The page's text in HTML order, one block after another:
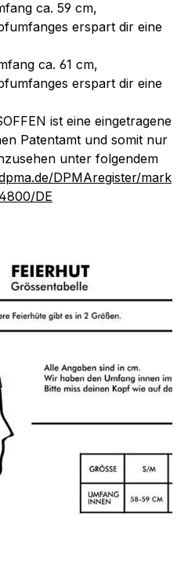
ca. 59 cm,
erspart dir eine
ca. 61 cm,
erspart dir eine
ist eine eingetragene
Patentamt und somit nur
unter folgendem
DPMAregister/mark
DE